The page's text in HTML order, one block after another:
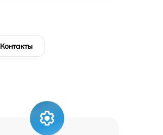
Контакты